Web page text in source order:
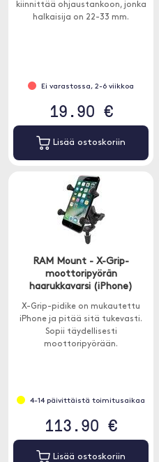
kiinnittää ohjaustankoon, jonka
halkaisija on 22-33 mm.
Ei varastossa, 2-6 viikkoa
19.90 €
Lisää ostoskoriin
RAM Mount - X-Grip-
moottoripyörän
haarukkavarsi (iPhone)
X-Grip-pidike on mukautettu
iPhone ja pitää sitä tukevasti.
Sopii täydellisesti
moottoripyörään.
4-14 päivittäistä toimitusaikaa
113.90 €
Lisää ostoskoriin